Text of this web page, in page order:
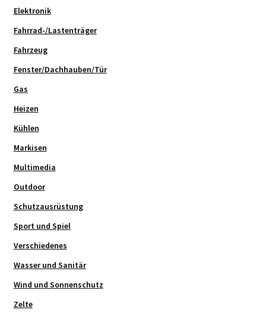
Elektronik
Fahrrad-/Lastenträger
Fahrzeug
Fenster/Dachhauben/Tür
Gas
Heizen
Kühlen
Markisen
Multimedia
Outdoor
Schutzausrüstung
Sport und Spiel
Verschiedenes
Wasser und Sanitär
Wind und Sonnenschutz
Zelte